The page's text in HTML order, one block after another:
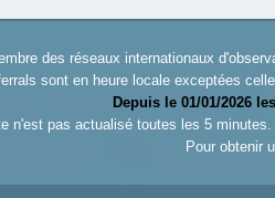
des réseaux internationaux
sont en heure locale exceptées
Depuis le 01/01/2026
n'est pas actualisé toutes les 5
Pour obtenir